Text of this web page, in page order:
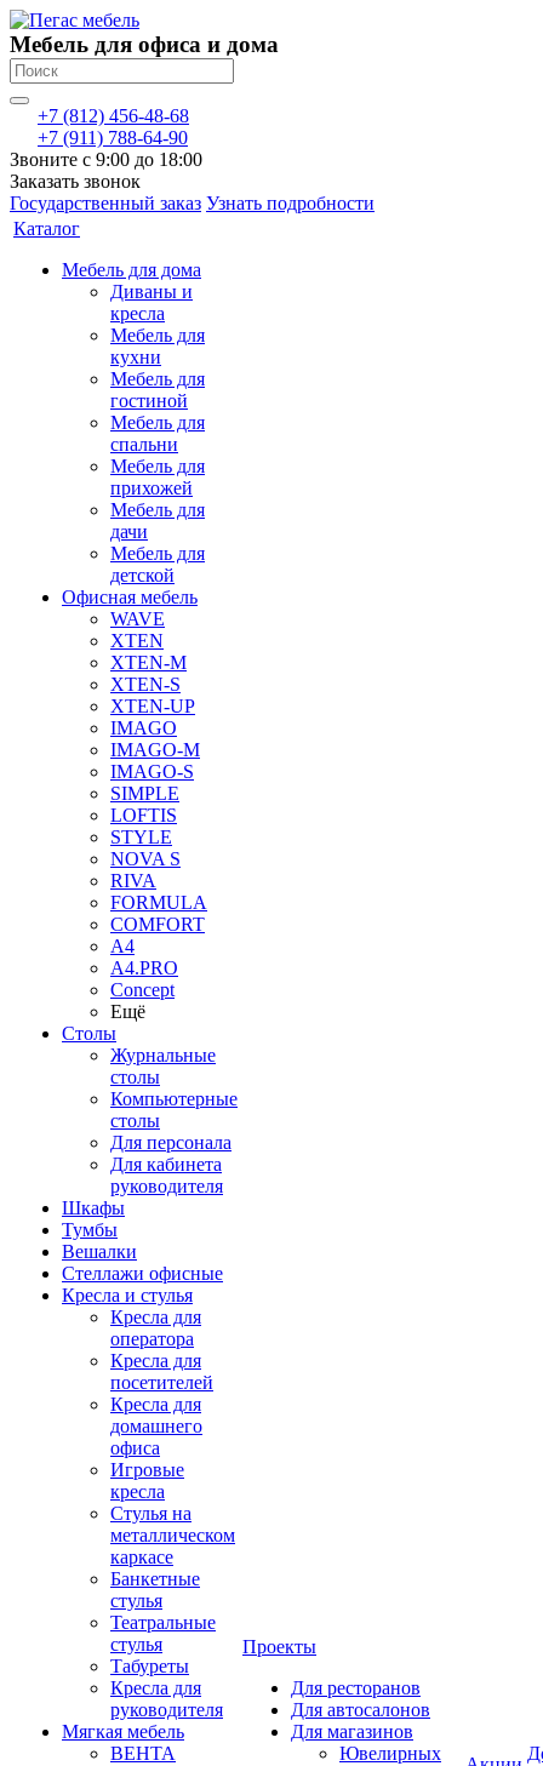
Мебель для офиса и дома
+7 (812) 456-48-68
+7 (911) 788-64-90
Звоните с 9:00 до 18:00
Заказать звонок
Государственный заказ Узнать подробности
Каталог
Мебель для дома
Диваны и
кресла
Мебель для
кухни
Мебель для
гостиной
Мебель для
спальни
Мебель для
прихожей
Мебель для
дачи
Мебель для
детской
Офисная мебель
WAVE
XTEN
XTEN-M
XTEN-S
XTEN-UP
IMAGO
IMAGO-M
IMAGO-S
SIMPLE
LOFTIS
STYLE
NOVA S
RIVA
FORMULA
COMFORT
A4
A4.PRO
Concept
Ещё
Столы
Журнальные
столы
Компьютерные
столы
Для персонала
Для кабинета
руководителя
Шкафы
Тумбы
Вешалки
Стеллажи офисные
Кресла и стулья
Кресла для
оператора
Кресла для
посетителей
Кресла для
домашнего
офиса
Игровые
кресла
Стулья на
металлическом
каркасе
Банкетные
стулья
Театральные
стулья
Табуреты
Кресла для
руководителя
Мягкая мебель
ВЕНТА
Проекты
Для ресторанов
Для автосалонов
Для магазинов
Ювелирных